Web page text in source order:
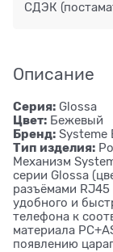
СДЭК
Описание
Серия: Glossa
Цвет: Бежевый
Бренд: Systeme
Тип изделия:
Механизм
серии Glossa
разъёмами RJ45
удобного и
телефона к
материала
появлению